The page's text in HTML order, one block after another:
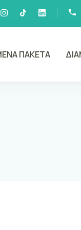
ΠΑΚΕΤΑ